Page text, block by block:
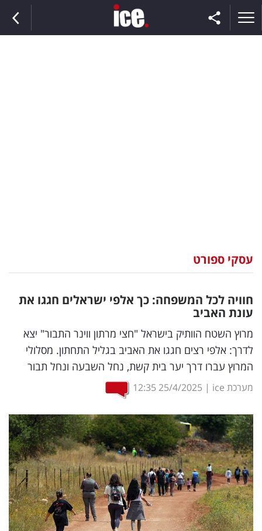
וצרכנות
דיגיטל
וטק
שיווק
ופרסום
מדדים
ומחקרים
דעות
רכילות
עסקית
עסקי ספורט
חוויה לכל המשפחה: כך אלפי ישראלים חגגו את
עונת האביב
מרוץ השטח הוותיק בישראל "חצי מרתון ווינר התבור" יצא
לדרך: אלפי רצים חגגו את האביב בגליל התחתון. מסלולי
המרוץ עברו דרך יער בית קשת, נחל השבעה ונחל תבור
מערכת ice |
25/4/2025
12:35